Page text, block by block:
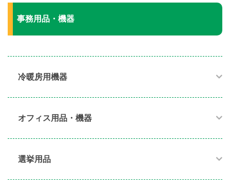
事務用品・機器
冷暖房用機器​
オフィス用品・機器​
選挙用品